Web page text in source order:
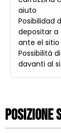
aiuto
Posibilidad
depositar a
ante el sitio
Possibilità
davanti al
Posizione